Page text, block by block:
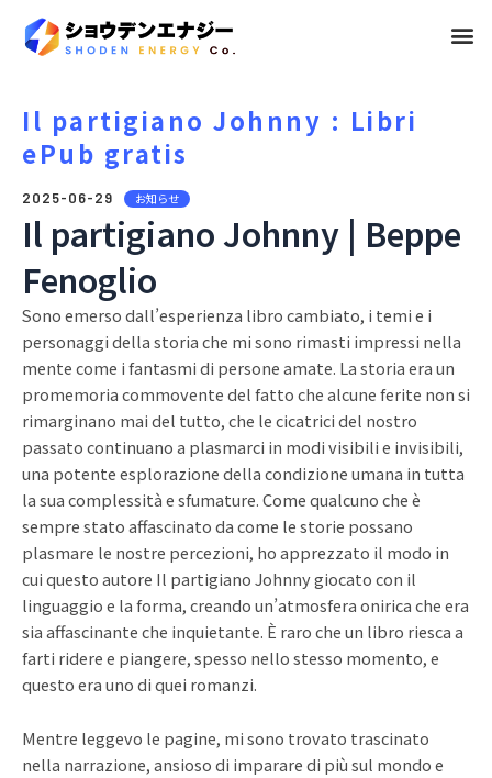
メ
Il partigiano Johnny : Libri
ePub gratis
2025-06-29 お知らせ
Il partigiano Johnny | Beppe
Fenoglio
Sono emerso dall’esperienza libro cambiato, i temi e i
personaggi della storia che mi sono rimasti impressi nella
mente come i fantasmi di persone amate. La storia era un
promemoria commovente del fatto che alcune ferite non si
rimarginano mai del tutto, che le cicatrici del nostro
passato continuano a plasmarci in modi visibili e invisibili,
una potente esplorazione della condizione umana in tutta
la sua complessità e sfumature. Come qualcuno che è
sempre stato affascinato da come le storie possano
plasmare le nostre percezioni, ho apprezzato il modo in
cui questo autore Il partigiano Johnny giocato con il
linguaggio e la forma, creando un’atmosfera onirica che era
sia affascinante che inquietante. È raro che un libro riesca a
farti ridere e piangere, spesso nello stesso momento, e
questo era uno di quei romanzi.
Mentre leggevo le pagine, mi sono trovato trascinato
nella narrazione, ansioso di imparare di più sul mondo e